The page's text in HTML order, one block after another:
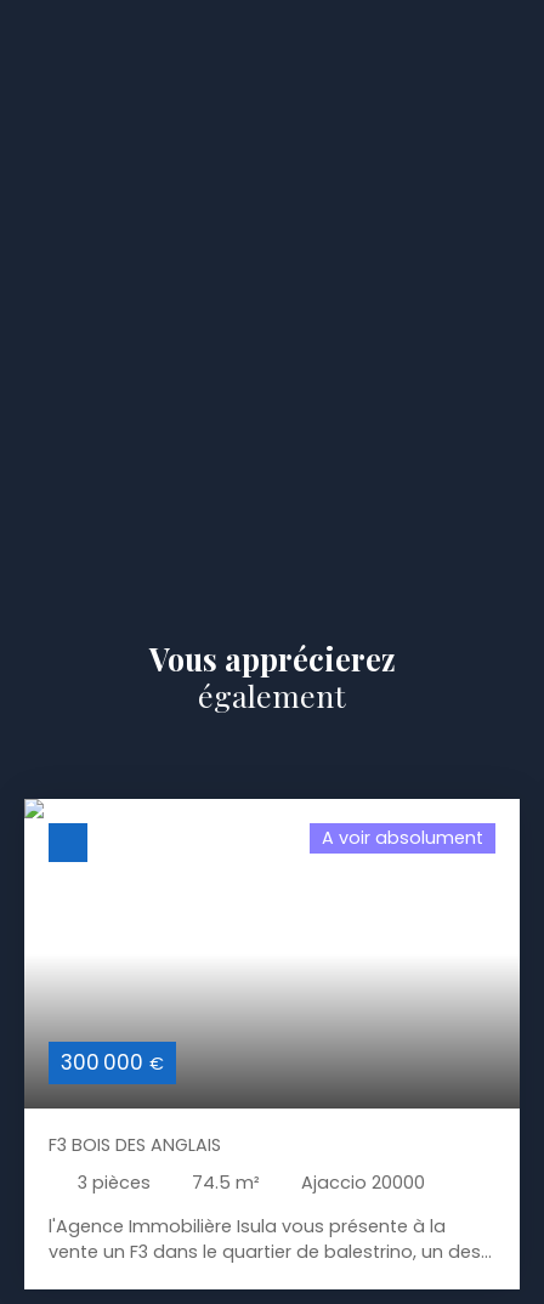
Vous apprécierez
également
300 000 €
A voir absolument
F3 BOIS DES ANGLAIS
3 pièces 74.5 m²
Ajaccio 20000
l'Agence Immobilière Isula vous présente à la
vente un F3 dans le quartier de balestrino, un des